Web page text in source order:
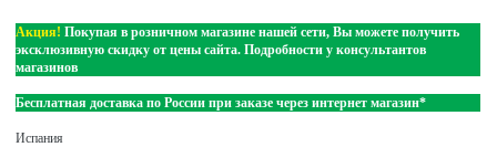
Акция! Покупая в розничном магазине нашей сети, Вы можете получить
эксклюзивную скидку от цены сайта. Подробности у консультантов
магазинов
Бесплатная доставка по России при заказе через интернет магазин*
Испания